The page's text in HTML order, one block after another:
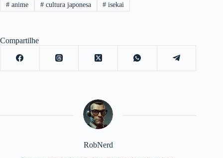
#anime #cultura japonesa # isekai
Compartilhe
RobNerd